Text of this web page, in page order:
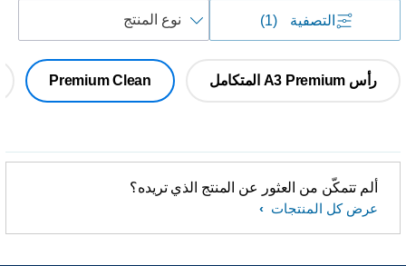
التصفية (1)
حسب
رأس A3 Premium المتكامل Premium Clean
ألم تتمكّن من العثور عن المنتج الذي تريده؟
عرض كل المنتجات